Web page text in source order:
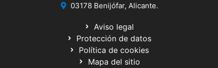
03178 Benijófar, Alicante.
Aviso legal
Protección de datos
Política de cookies
Mapa del sitio